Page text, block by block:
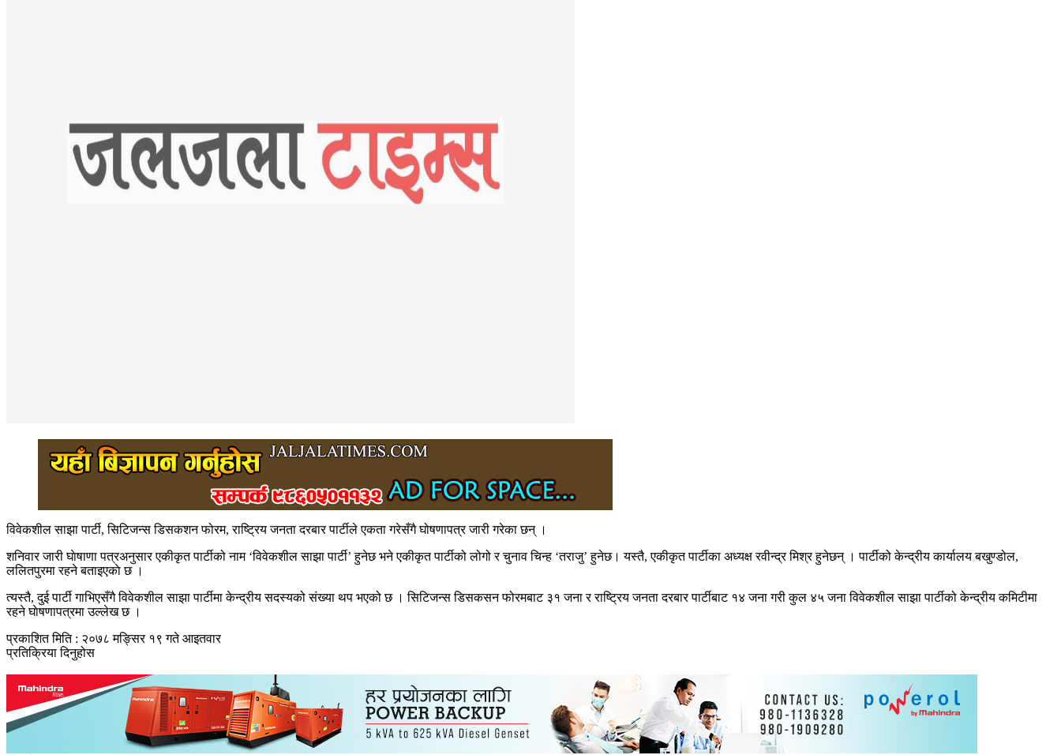
विवेकशील साझा पार्टी, सिटिजन्स डिसकशन फोरम, राष्ट्रिय जनता दरबार पार्टीले एकता गरेसँगै घोषणापत्र जारी गरेका छन् ।
शनिवार जारी घाेषाणा पत्रअनुसार एकीकृत पार्टीको नाम ‘विवेकशील साझा पार्टी’ हुनेछ भने एकीकृत पार्टीको लोगो र चुनाव चिन्ह ‘तराजु’ हुनेछ। यस्तै, एकीकृत पार्टीका अध्यक्ष रवीन्द्र मिश्र हुनेछन् । पार्टीको केन्द्रीय कार्यालय बखुण्डोल,
ललितपुरमा रहने बताइएकाे छ ।
त्यस्तै, दुई पार्टी गाभिएसँगै विवेकशील साझा पार्टीमा केन्द्रीय सदस्यको संख्या थप भएको छ । सिटिजन्स डिसकसन फोरमबाट ३१ जना र राष्ट्रिय जनता दरबार पार्टीबाट १४ जना गरी कुल ४५ जना विवेकशील साझा पार्टीको केन्द्रीय कमिटीमा
रहने घाेषणापत्रमा उल्लेख छ ।
प्रकाशित मिति : २०७८ मङ्सिर १९ गते आइतवार
प्रतिक्रिया दिनुहोस